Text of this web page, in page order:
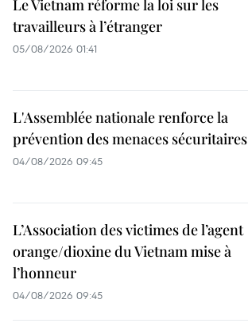
Le Vietnam réforme la loi sur les
travailleurs à l’étranger
05/08/2026 01:41
L'Assemblée nationale renforce la
prévention des menaces sécuritaires
04/08/2026 09:45
L’Association des victimes de l’agent
orange/dioxine du Vietnam mise à
l’honneur
04/08/2026 09:45